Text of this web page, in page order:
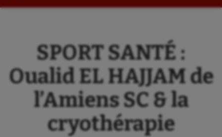
SPORT SANTÉ :
Oualid EL HAJJAM de
l’Amiens SC & la
cryothérapie